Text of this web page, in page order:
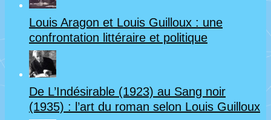
Louis Aragon et Louis Guilloux : une
confrontation littéraire et politique
De L’Indésirable (1923) au Sang noir
(1935) : l’art du roman selon Louis Guilloux